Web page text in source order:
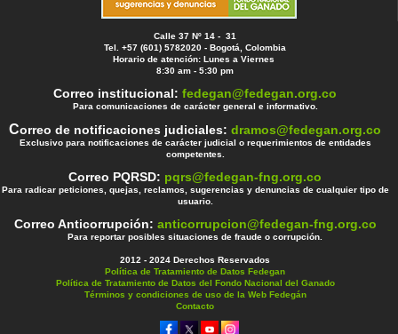
Calle 37 Nº 14 - 31
Tel. +57 (601) 5782020 - Bogotá, Colombia
Horario de atención: Lunes a Viernes
8:30 am - 5:30 pm
Correo institucional:fedegan@fedegan.org.co
Para comunicaciones de carácter general e informativo.
Correo de notificaciones judiciales:dramos@fedegan.org.co
Exclusivo para notificaciones de carácter judicial o requerimientos de entidades
competentes.
Correo PQRSD: pqrs@fedegan-fng.org.co
Para radicar peticiones, quejas, reclamos, sugerencias y denuncias de cualquier tipo de
usuario.
Correo Anticorrupción: anticorrupcion@fedegan-fng.org.co
Para reportar posibles situaciones de fraude o corrupción.
2012 - 2024 Derechos Reservados
Política de Tratamiento de Datos Fedegan
Política de Tratamiento de Datos del Fondo Nacional del Ganado
Términos y condiciones de uso de la Web Fedegán
Contacto